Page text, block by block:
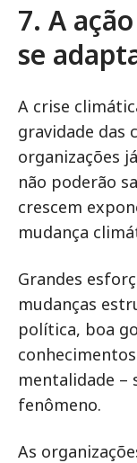
7. A
se
A crise
gravidade das
organizações
não poderão
crescem
mudança
Grandes
mudanças
política, boa
mentalidade –
fenômeno.
As